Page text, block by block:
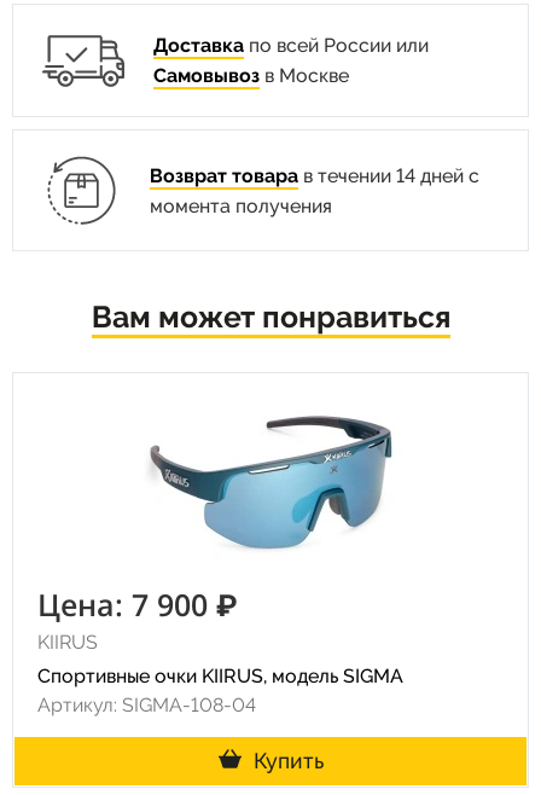
Доставка по всей России или
Самовывоз в Москве
Возврат товарав течении 14 дней с
момента получения
Вам может понравиться
Цена: 7 900 ₽
KIIRUS
Спортивные очки KIIRUS, модель SIGMA
Артикул: SIGMA-108-04
Купить